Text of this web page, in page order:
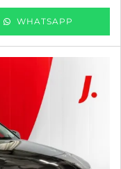
WHATSAPP